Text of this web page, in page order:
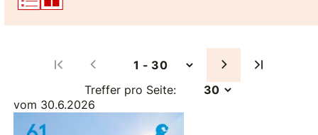
Treffer pro Seite:
vom 30.6.2026